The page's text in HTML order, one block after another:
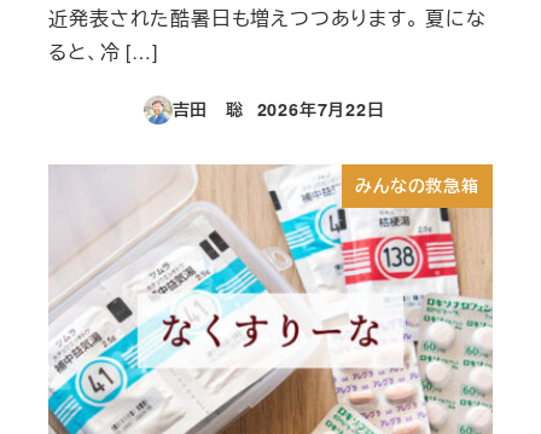
近発表された酷暑日も増えつつあります。 夏にな
ると、冷 […]
吉田 聡
投稿日
2026年7月22日
みんなの救急箱